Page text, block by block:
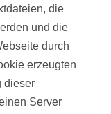
die
und die
durch
erzeugten
dieser
Server